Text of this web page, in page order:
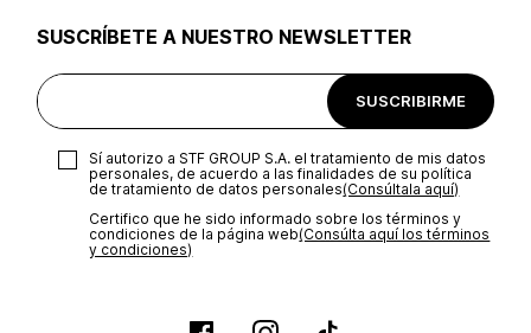
SUSCRÍBETE A NUESTRO NEWSLETTER
SUSCRIBIRME
Sí autorizo a STF GROUP S.A. el tratamiento de mis datos
personales, de acuerdo a las finalidades de su política
de tratamiento de datos personales‎(Consúltala aquí)
Certifico que he sido informado sobre los términos y
condiciones de la página web‎(Consúlta aquí los términos
y condiciones)